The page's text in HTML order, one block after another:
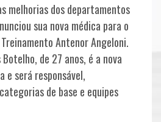
melhorias dos departamentos
sua nova médica para o
Antenor Angeloni.
de 27 anos, é a nova
e será responsável,
de base e equipes